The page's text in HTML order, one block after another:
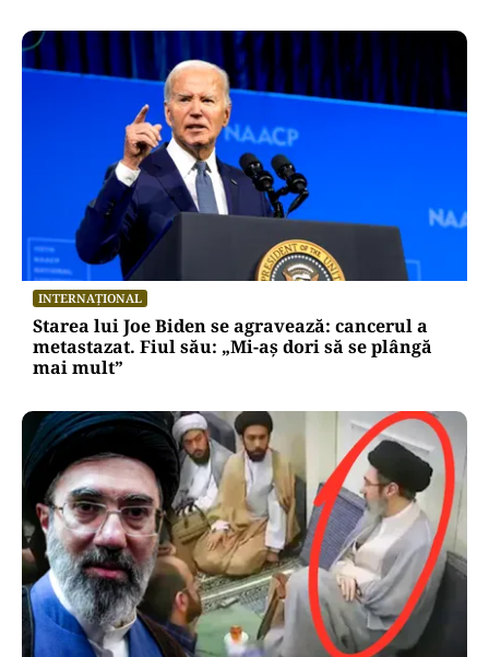
INTERNAȚIONAL
Starea lui Joe Biden se agravează: cancerul a
metastazat. Fiul său: „Mi-aș dori să se plângă
mai mult”